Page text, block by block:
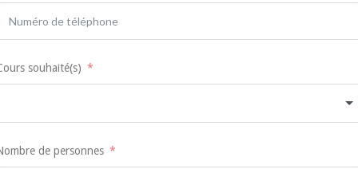
souhaité(s)
de personnes